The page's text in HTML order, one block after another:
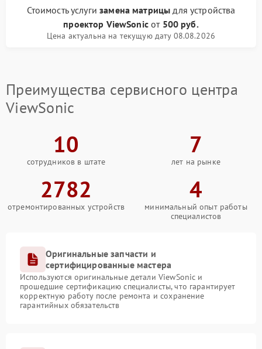
Стоимость услугизамена матрицы для устройства
проектор ViewSonicот 500 руб.
Цена актуальна на текущую дату 08.08.2026
Преимущества сервисного центра
ViewSonic
10
сотрудников в штате
7
лет на рынке
2782
отремонтированных устройств
4
минимальный опыт работы
специалистов
Оригинальные запчасти и
сертифицированные мастера
Используются оригинальные детали ViewSonic и
прошедшие сертификацию специалисты, что гарантирует
корректную работу после ремонта и сохранение
гарантийных обязательств